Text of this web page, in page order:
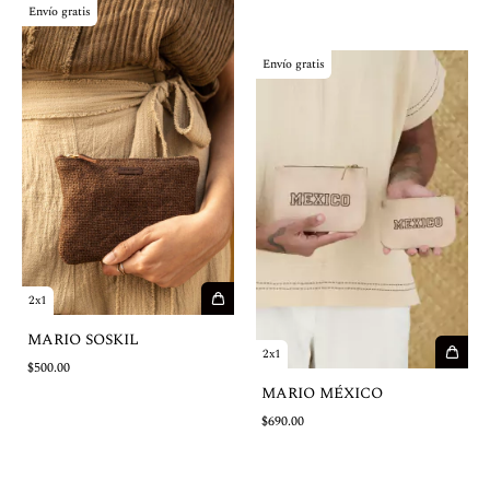
2x1
Envío gratis
MARIO SOSKIL
$500.00
2x1
Envío gratis
MARIO MÉXICO
$690.00